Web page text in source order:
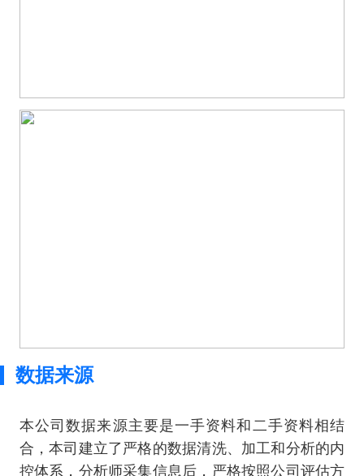
数据来源
本公司数据来源主要是一手资料和二手资料相结
合，本司建立了严格的数据清洗、加工和分析的内
控体系，分析师采集信息后，严格按照公司评估方